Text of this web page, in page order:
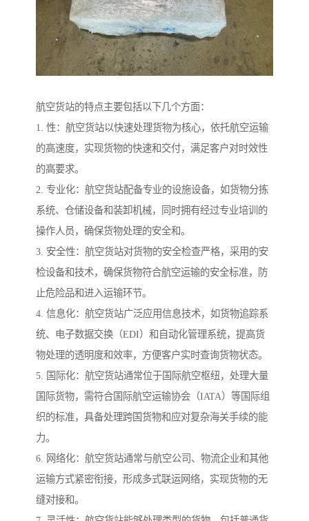
航空货站的特点主要包括以下几个方面：
1. 性：航空货站以快速处理货物为核心，依托航空运输
的高速度，实现货物的快速和交付，满足客户对时效性
的高要求。
2. 专业化：航空货站配备专业的设施设备，如货物分拣
系统、仓储设备和装卸机械，同时拥有经过专业培训的
操作人员，确保货物处理的安全和。
3. 安全性：航空货站对货物的安全检查严格，采用的安
检设备和技术，确保货物符合航空运输的安全标准，防
止危险品和进入运输环节。
4. 信息化：航空货站广泛应用信息技术，如货物追踪系
统、电子数据交换（EDI）和自动化管理系统，提高货
物处理的透明度和效率，方便客户实时查询货物状态。
5. 国际化：航空货站通常位于国际航空枢纽，处理大量
国际货物，需符合国际航空运输协会（IATA）等国际组
织的标准，具备处理跨国货物和应对复杂海关手续的能
力。
6. 网络化：航空货站通常与航空公司、物流企业和其他
运输方式紧密衔接，形成多式联运网络，实现货物的无
缝对接和。